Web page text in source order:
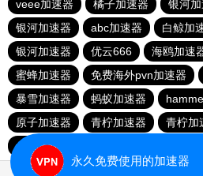
veee加速器
橘子加速器 银河
银河加速器
abc加速器 白鲸加
银河加速器
优云666 海鸥加速
蜜蜂加速器
免费海外pvn加速器
暴雪加速器
蚂蚁加速器
原子加速器
青柠加速器
青柠加
vp(永久免费)加速器
永久免费使用的加速器